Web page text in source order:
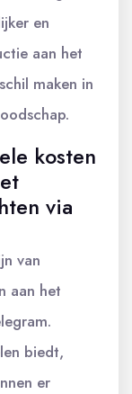
en
aan het
maken in
kosten
via
van
aan het
biedt,
er